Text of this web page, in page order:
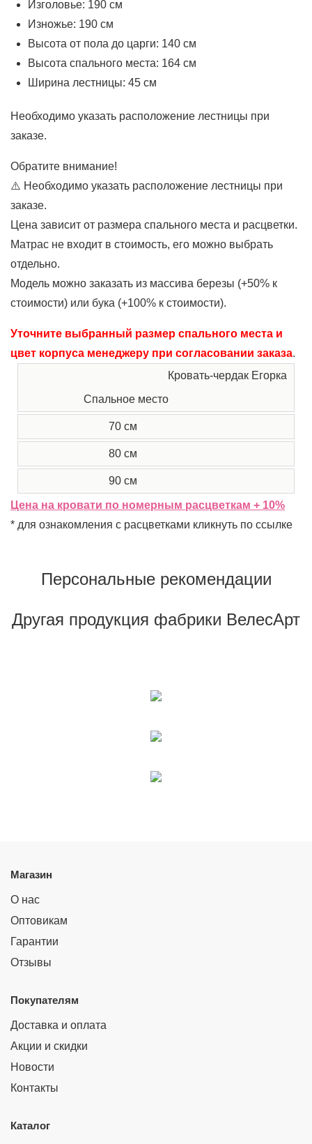
Изголовье: 190 см
Изножье: 190 см
Высота от пола до царги: 140 см
Высота спального места: 164 см
Ширина лестницы: 45 см
Необходимо указать расположение лестницы при
заказе.
Обратите внимание!
⚠️ Необходимо указать расположение лестницы при
заказе.
Цена зависит от размера спального места и расцветки.
Матрас не входит в стоимость, его можно выбрать
отдельно.
Модель можно заказать из массива березы (+50% к
стоимости) или бука (+100% к стоимости).
Уточните выбранный размер спального места и
цвет корпуса менеджеру при согласовании заказа.
Кровать-чердак Егорка
Спальное место
70 см
80 см
90 см
Цена на кровати по номерным расцветкам + 10%
* для ознакомления с расцветками кликнуть по ссылке
Персональные рекомендации
Другая продукция фабрики ВелесАрт
Магазин
О нас
Оптовикам
Гарантии
Отзывы
Покупателям
Доставка и оплата
Акции и скидки
Новости
Контакты
Каталог